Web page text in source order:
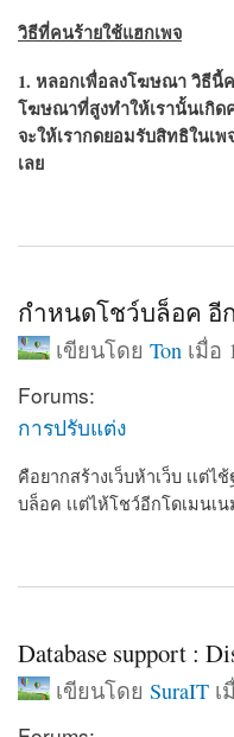
วิธีที่คนร้ายใช้แฮกเพจ
1. หลอกเพื่อลงโฆษณา วิธีนี้
โฆษณาที่สูงทำให้เรานั้นเกิด
จะให้เรากดยอมรับสิทธิในเ
เลย
about เพจถูกแฮ็ก กู้เพจ
กำหนดโชว์บล็อค อี
เขียนโดย Ton เมื่อ
Forums:
การปรับแต่ง
คือยากสร้างเว็บห้าเว็บ เเต่
บล็อค เเต่ไห้โชว์อีกโดเมน
about กำหนดโชว์บล็อค
Database support :
เขียนโดย SuraITเ